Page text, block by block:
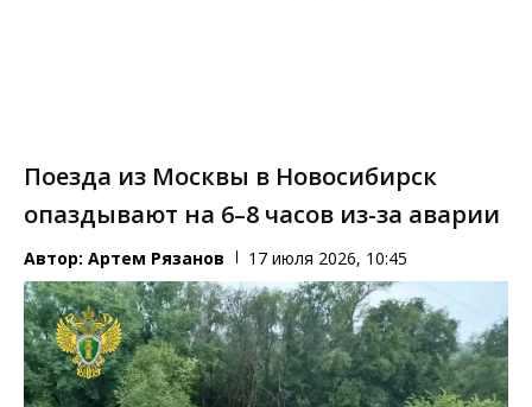
Поезда из Москвы в Новосибирск
опаздывают на 6–8 часов из-за аварии
Автор: Артем Рязанов 17 июля 2026, 10:45